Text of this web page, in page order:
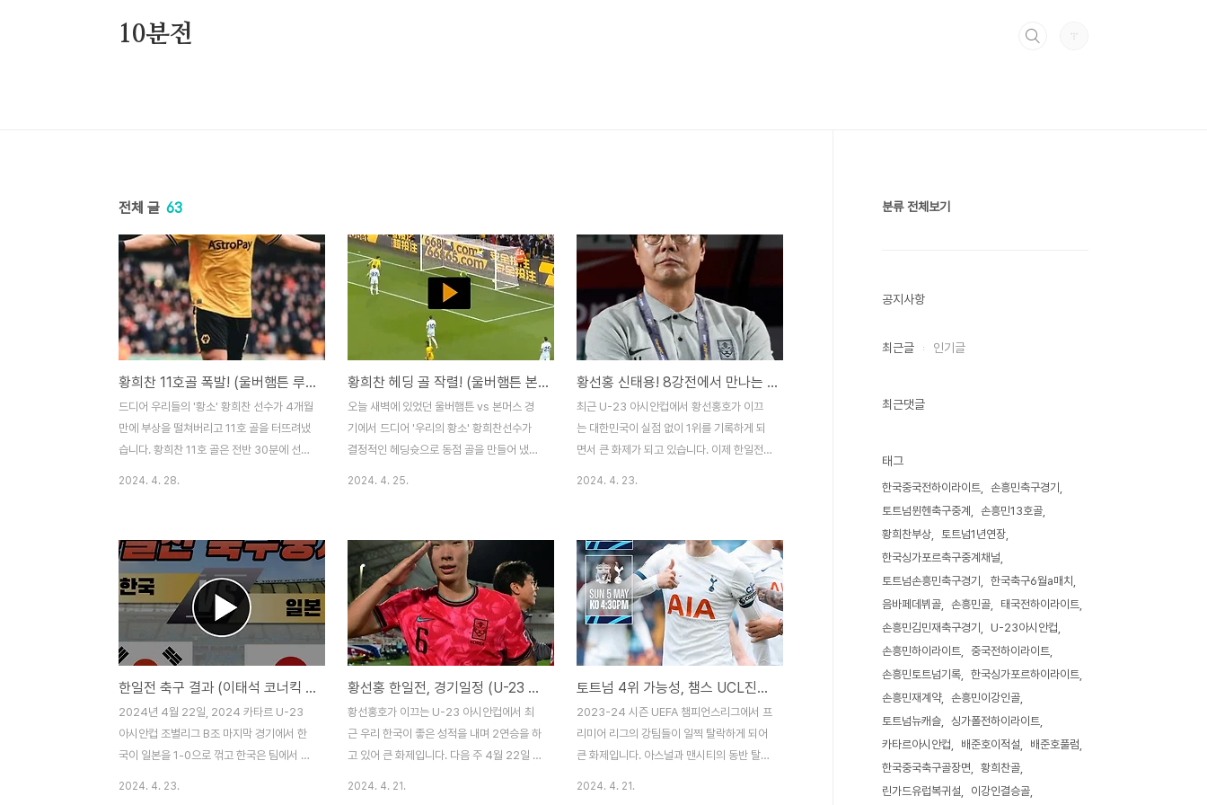
10분전
전체 글 63
황희찬 11호골 폭발! (울버햄튼 루턴타운 하이라이트 보기)
드디어 우리들의 '황소' 황희찬 선수가 4개월
만에 부상을 떨쳐버리고 11호 골을 터뜨려냈
습니다. 황희찬 11호 골은 전반 30분에 선제
하이라이트 영상은 위의 목차를 누르면 바로
볼 수 있으니 확인해 보세요! 이번 루턴타운
전에서 울버햄튼은 황희찬 선수의 11호 선제
골이 터지게 되면서, 기분 좋게 경기의 흐름
을 이어가게 되었는데요. 결국 2-1이라는 승
점으로 울버햄튼이 승리하게 되었습니다. 이
번 울버햄튼과 루턴타운의 경기력 분석 및
EPL 유럽리그 승점상황에 대해서도 간략하
게 알아보겠습니다. 황희찬 11호 골 하이라이
트 보기 '돌아온 황..
2024. 4. 28.
황희찬 헤딩 골 작렬! (울버햄튼 본머스 하이라이트 보기)
오늘 새벽에 있었던 울버햄튼 vs 본머스 경
기에서 드디어 '우리의 황소' 황희찬선수가
결정적인 헤딩슛으로 동점 골을 만들어 냈습
이 취소되고 말았습니다. 황희찬 선수의 골
위치선정까지 진짜 대박이였는데, 팬으로서
너무 아쉬웠습니다. 황희찬의 그림 같던 헤딩
골 슛 장면은 위의 목차를 통해 바로 볼 수 있
습니다. 황희찬 헤딩골 하이라이트 보기 이번
경기는 황희찬 선수가 햄스트링 부상으로 6
주 동안 못 나오다가 다시 나오게 된 3번째
경기였는데요. 우리의 황소 황희찬이 시원하
게 헤딩으로 골문을 가르는 장면이 예술이었
습니다. 아쉽게도 골이..
2024. 4. 25.
황선홍 신태용! 8강전에서 만나는 한국감독들 (인도네시아전 축구 분석, 경기일정)
최근 U-23 아시안컵에서 황선홍호가 이끄
는 대한민국이 실점 없이 1위를 기록하게 되
면서 큰 화제가 되고 있습니다. 이제 한일전
번 U-23 아시안컵에서 한국과 인도네시아
가 어떤 축구 플레이를 보여줄지 분석해 보도
록 하겠습니다. 한국 vs 인도네시아 (황선홍
신태용 8강전) 2024년 아시아축구연맹
(AFC) 23세 이하(U-23) 아시안컵 8강전이
다가오면서 축구 팬들의 이목이 집중되고 있
습니다. 특히, 이번 8강전은 한국과 인도네시
아 간의 경기로, 두 나라를 이끄는 베테랑 지
도자들의 전략적 대결이 예고되고 있습니다.
한국은 황선홍 감..
2024. 4. 23.
한일전 축구 결과 (이태석 코너킥 도움, 김민우 골 하이라이트 보기)
2024년 4월 22일, 2024 카타르 U-23
아시안컵 조별리그 B조 마지막 경기에서 한
국이 일본을 1-0으로 꺾고 한국은 팀에서 1
2024. 4. 23.
황선홍 한일전, 경기일정 (U-23 아시안컵, 파리올림픽 예선전, 일본축구 분석)
황선홍호가 이끄는 U-23 아시안컵에서 최
근 우리 한국이 좋은 성적을 내며 2연승을 하
고 있어 큰 화제입니다. 다음 주 4월 22일 밤
2024. 4. 21.
토트넘 4위 가능성, 챔스 UCL진출권 여부 (아스널 맨시티 동반탈락 영향)
2023-24 시즌 UEFA 챔피언스리그에서 프
리미어 리그의 강팀들이 일찍 탈락하게 되어
큰 화제입니다. 아스널과 맨시티의 동반 탈락
2024. 4. 21.
분류 전체보기
공지사항
최근글 인기글
최근댓글
태그
한국중국전하이라이트
손흥민축구경기
토트넘뮌헨축구중계
손흥민13호골
황희찬부상
토트넘1년연장
한국싱가포르축구중계채널
토트넘손흥민축구경기
한국축구6월a매치
음바페데뷔골
손흥민골
태국전하이라이트
손흥민김민재축구경기
U-23아시안컵
손흥민하이라이트
중국전하이라이트
손흥민토트넘기록
한국싱가포르하이라이트
손흥민재계약
손흥민이강인골
토트넘뉴캐슬
싱가폴전하이라이트
카타르아시안컵
배준호이적설
배준호풀럼
한국중국축구골장면
황희찬골
린가드유럽복귀설
이강인결승골